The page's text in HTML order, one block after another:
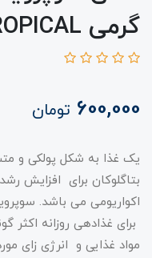
گرمی SUPERVIT TROPICAL
600,000 تومان
بتاگلوکان برای افزایش
اکواریومی می باشد.
برای غذادهی روزانه
مواد غذایی و انرژی زای